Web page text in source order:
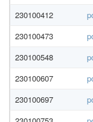
230100412
230100473
230100548
230100607
230100697